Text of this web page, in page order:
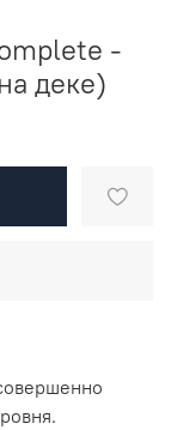
-
деке)